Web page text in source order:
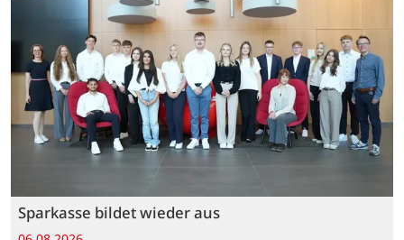
Sparkasse bildet wieder aus